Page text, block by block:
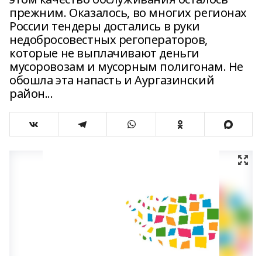
прежним. Оказалось, во многих регионах
России тендеры достались в руки
недобросовестных регоператоров,
которые не выплачивают деньги
мусоровозам и мусорным полигонам. Не
обошла эта напасть и Аургазинский
район...